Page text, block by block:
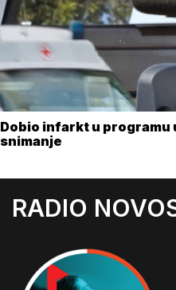
Dobio infarkt u programu
snimanje
RADIO